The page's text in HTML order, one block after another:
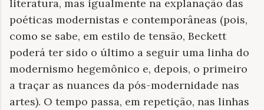
literatura, mas igualmente na explanação das
poéticas modernistas e contemporâneas (pois,
como se sabe, em estilo de tensão, Beckett
poderá ter sido o último a seguir uma linha do
modernismo hegemônico e, depois, o primeiro
a traçar as nuances da pós-modernidade nas
artes). O tempo passa, em repetição, nas linhas